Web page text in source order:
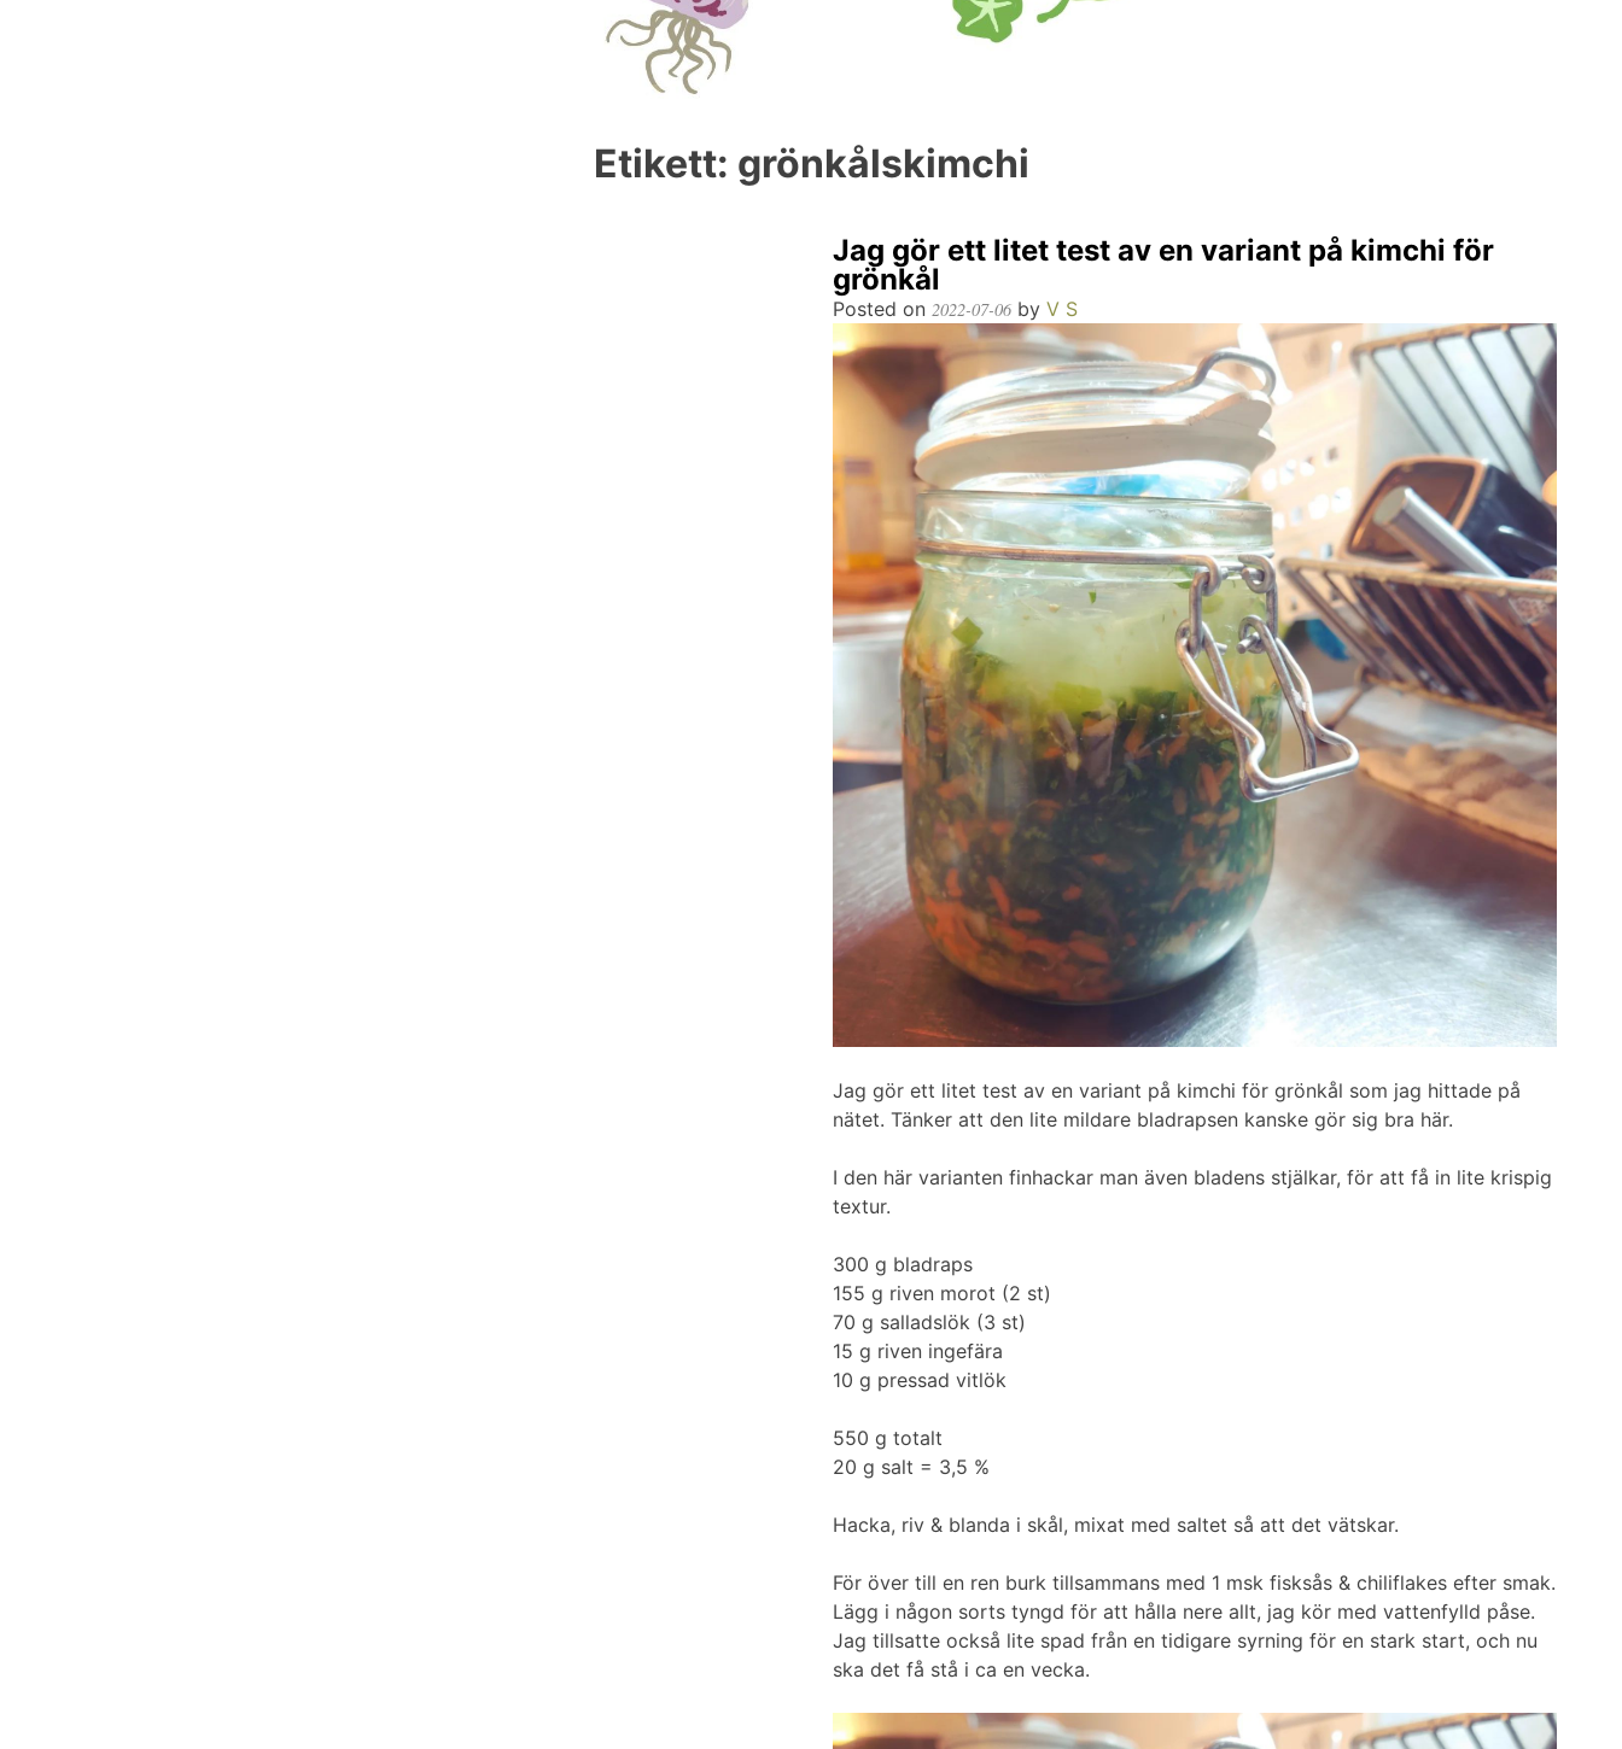
Etikett: grönkålskimchi
Jag gör ett litet test av en variant på kimchi för
grönkål
Posted on 2022-07-06by V S
Jag gör ett litet test av en variant på kimchi för grönkål som jag hittade på
nätet. Tänker att den lite mildare bladrapsen kanske gör sig bra här.
I den här varianten finhackar man även bladens stjälkar, för att få in lite krispig
textur.
300 g bladraps
155 g riven morot (2 st)
70 g salladslök (3 st)
15 g riven ingefära
10 g pressad vitlök
550 g totalt
20 g salt = 3,5 %
Hacka, riv & blanda i skål, mixat med saltet så att det vätskar.
För över till en ren burk tillsammans med 1 msk fisksås & chiliflakes efter smak.
Lägg i någon sorts tyngd för att hålla nere allt, jag kör med vattenfylld påse.
Jag tillsatte också lite spad från en tidigare syrning för en stark start, och nu
ska det få stå i ca en vecka.